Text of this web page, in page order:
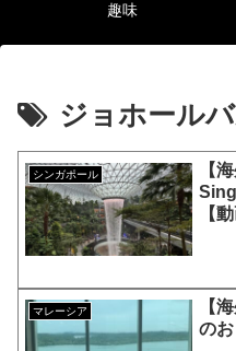
趣味
ジョホール
シンガポール
【
【
マレーシア
【
の